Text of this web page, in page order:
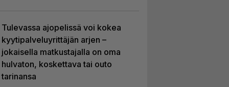
Tulevassa ajopelissä voi kokea
kyytipalveluyrittäjän arjen –
jokaisella matkustajalla on oma
hulvaton, koskettava tai outo
tarinansa